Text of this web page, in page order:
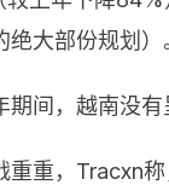
大部份规划）
间，越南没
重重，Tracxn